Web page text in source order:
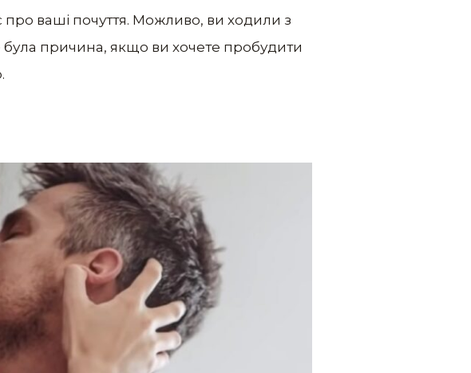
ваші почуття. Можливо, ви ходили з
причина, якщо ви хочете пробудити